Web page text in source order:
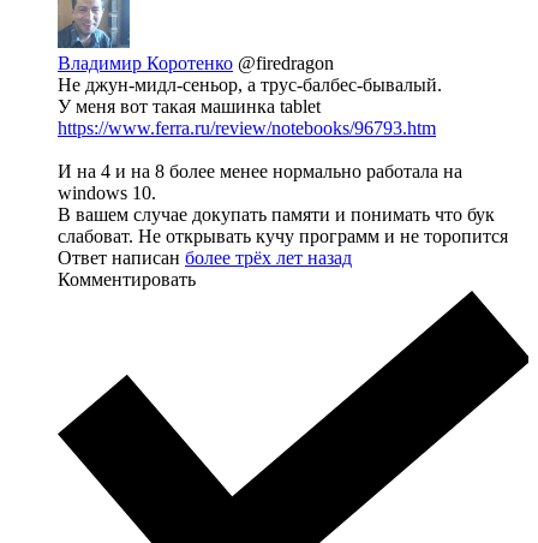
Владимир Коротенко @firedragon
Не джун-мидл-сеньор, а трус-балбес-бывалый.
У меня вот такая машинка tablet
https://www.ferra.ru/review/notebooks/96793.htm
И на 4 и на 8 более менее нормально работала на
windows 10.
В вашем случае докупать памяти и понимать что бук
слабоват. Не открывать кучу программ и не торопится
Ответ написан более трёх лет назад
Комментировать